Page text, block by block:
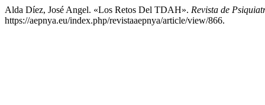
Alda Díez, José Angel. «Los Retos Del TDAH». Revista de
https://aepnya.eu/index.php/revistaaepnya/article/view/866.